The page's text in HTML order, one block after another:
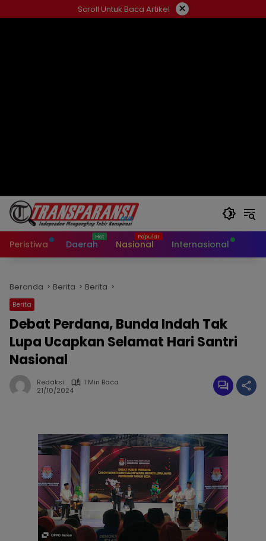
ke
Scroll Untuk Baca Artikel ×
Peristiwa Daerah Nasional Internasional
Beranda Berita Berita
Berita
Debat Perdana, Bunda Indah Tak
Lupa Ucapkan Selamat Hari Santri
Nasional
Redaksi
1 Min Baca
21/10/2024